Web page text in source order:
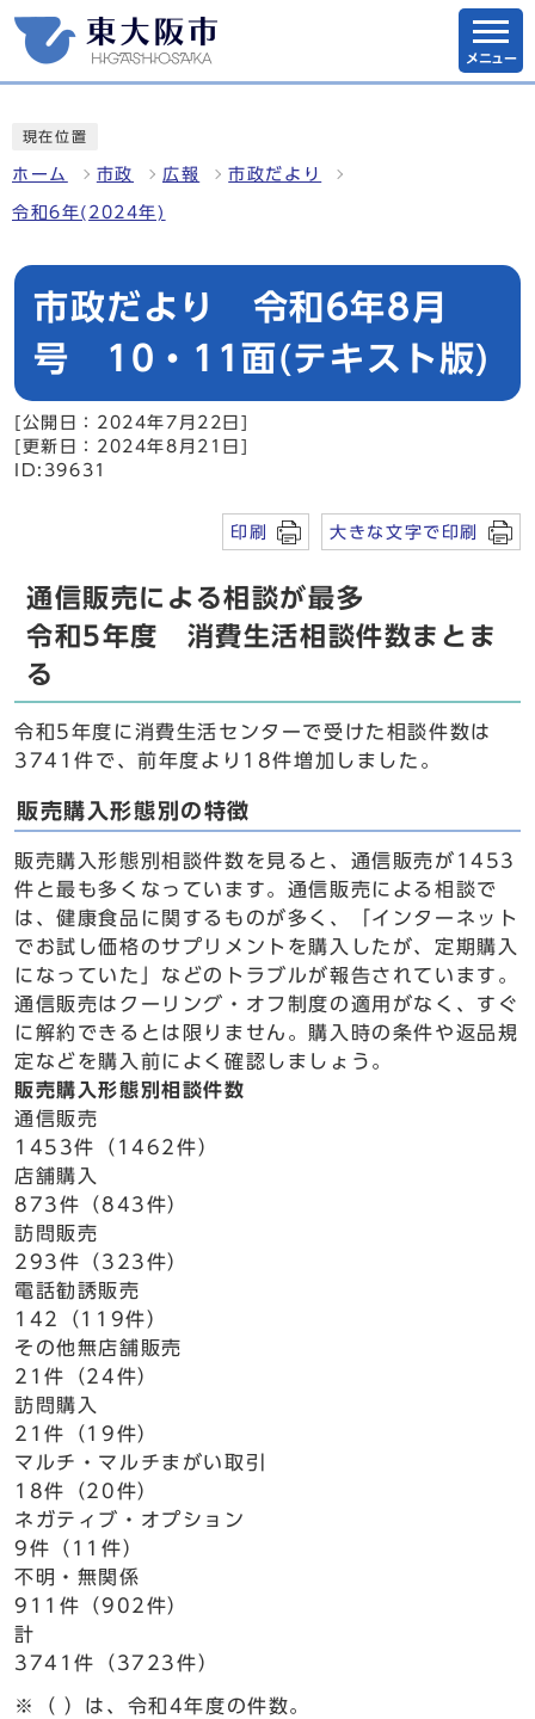
メニュー
現在位置
ホーム 市政 広報 市政だより
令和6年(2024年)
市政だより 令和6年8月
号 10・11面(テキスト版)
[公開日：2024年7月22日]
[更新日：2024年8月21日]
ID:39631
印刷 大きな文字で印刷
通信販売による相談が最多
令和5年度 消費生活相談件数まとま
る
令和5年度に消費生活センターで受けた相談件数は
3741件で、前年度より18件増加しました。
販売購入形態別の特徴
販売購入形態別相談件数を見ると、通信販売が1453
件と最も多くなっています。通信販売による相談で
は、健康食品に関するものが多く、「インターネット
でお試し価格のサプリメントを購入したが、定期購入
になっていた」などのトラブルが報告されています。
通信販売はクーリング・オフ制度の適用がなく、すぐ
に解約できるとは限りません。購入時の条件や返品規
定などを購入前によく確認しましょう。
販売購入形態別相談件数
通信販売
1453件（1462件）
店舗購入
873件（843件）
訪問販売
293件（323件）
電話勧誘販売
142（119件）
その他無店舗販売
21件（24件）
訪問購入
21件（19件）
マルチ・マルチまがい取引
18件（20件）
ネガティブ・オプション
9件（11件）
不明・無関係
911件（902件）
計
3741件（3723件）
※（ ）は、令和4年度の件数。